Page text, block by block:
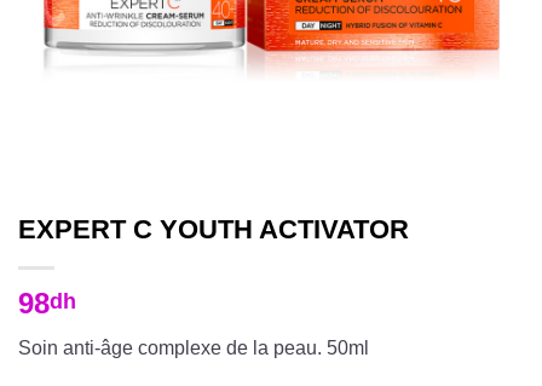
EXPERT C YOUTH ACTIVATOR
98dh
Soin anti-âge complexe de la peau. 50ml